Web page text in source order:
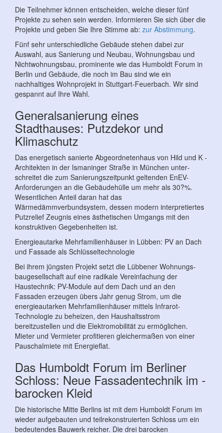
Die Teilnehmer können entscheiden, welche dieser fünf
Projekte zu sehen sein werden. Informieren Sie sich über die
Projekte und geben Sie Ihre Stimme ab: zur Abstimmung.
Fünf sehr unterschiedliche Gebäude stehen dabei zur
Auswahl, aus Sanierung und Neubau, Wohnungsbau und
Nichtwohnungsbau, prominente wie das Humboldt Forum in
Berlin und Gebäude, die noch im Bau sind wie ein
nachhaltiges Wohnprojekt in Stuttgart-Feuerbach. Wir sind
gespannt auf Ihre Wahl.
Generalsanierung eines
Stadthauses: Putzdekor und
Klimaschutz
Das energetisch sanierte Abgeordnetenhaus von Hild und K ­
Architekten in der Ismaninger Straße in München unter­
schreitet die zum Sanierungszeitpunkt geltenden EnEV-
Anforderungen an die Gebäudehülle um mehr als 30?%.
Wesentlichen Anteil ­daran hat das
Wärmedämmverbundsystem, dessen modern inter­pretiertes
Putzrelief Zeugnis eines ästhetischen Umgangs mit den
konstruktiven Gegebenheiten ist.
Energieautarke Mehrfamilienhäuser in Lübben: PV an Dach
und ­Fassade als Schlüsseltechnologie
Bei ihrem jüngsten Projekt setzt die Lübbener Wohnungs­
baugesellschaft auf eine radikale Vereinfachung der
Haustechnik: PV-Module auf dem Dach und an den
Fassaden erzeugen übers Jahr genug Strom, um die
energieautarken Mehrfamilien­häuser mittels Infrarot-
Technologie zu beheizen, den Haushaltsstrom
bereitzustellen und die Elektromobilität zu ermöglichen.
Mieter und Vermieter profitieren gleichermaßen von einer
Pauschalmiete mit Energieflat.
Das Humboldt Forum im Berliner
Schloss: Neue Fassadentechnik im ­
barocken Kleid
Die historische Mitte Berlins ist mit dem Humboldt Forum im
wieder aufgebauten und teilrekonstruierten Schloss um ein
bedeutendes Bauwerk reicher. Die drei barocken